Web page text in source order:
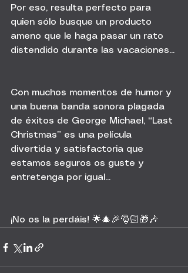
Por eso, resulta perfecto para
quien sólo busque un producto
ameno que le haga pasar un rato
distendido durante las vacaciones...
Con muchos momentos de humor y
una buena banda sonora plagada
de éxitos de George Michael, “Last
Christmas” es una película
divertida y satisfactoria que
estamos seguros os guste y
entretenga por igual...
¡No os la perdáis! 🌟🎄🎉🎅🏻🎁🎶